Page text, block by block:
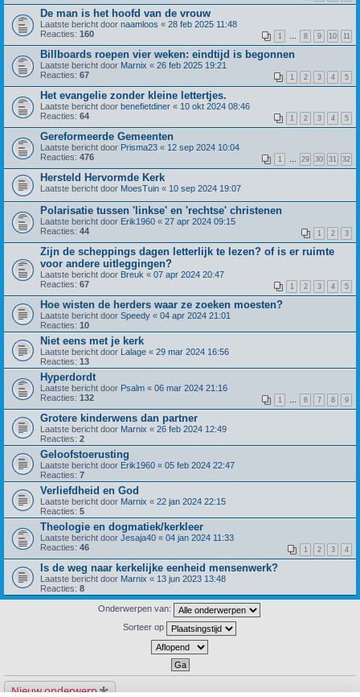
De man is het hoofd van de vrouw
Laatste bericht door naamloos « 28 feb 2025 11:48
Reacties: 160 1 8 9 10 11
Billboards roepen vier weken: eindtijd is begonnen
Laatste bericht door Marnix « 26 feb 2025 19:21
Reacties: 67 1 2 3 4 5
Het evangelie zonder kleine lettertjes.
Laatste bericht door benefietdiner « 10 okt 2024 08:46
Reacties: 64 1 2 3 4 5
Gereformeerde Gemeenten
Laatste bericht door Prisma23 « 12 sep 2024 10:04
Reacties: 476 1 29 30 31 32
Hersteld Hervormde Kerk
Laatste bericht door MoesTuin « 10 sep 2024 19:07
Polarisatie tussen 'linkse' en 'rechtse' christenen
Laatste bericht door Erik1960 « 27 apr 2024 09:15
Reacties: 44 1 2 3
Zijn de scheppings dagen letterlijk te lezen? of is er ruimte
voor andere uitleggingen?
Laatste bericht door Breuk « 07 apr 2024 20:47
Reacties: 67 1 2 3 4 5
Hoe wisten de herders waar ze zoeken moesten?
Laatste bericht door Speedy « 04 apr 2024 21:01
Reacties: 10
Niet eens met je kerk
Laatste bericht door Lalage « 29 mar 2024 16:56
Reacties: 13
Hyperdordt
Laatste bericht door Psalm « 06 mar 2024 21:16
Reacties: 132 1 6 7 8 9
Grotere kinderwens dan partner
Laatste bericht door Marnix « 26 feb 2024 12:49
Reacties: 2
Geloofstoerusting
Laatste bericht door Erik1960 « 05 feb 2024 22:47
Reacties: 7
Verliefdheid en God
Laatste bericht door Marnix « 22 jan 2024 22:15
Reacties: 5
Theologie en dogmatiek/kerkleer
Laatste bericht door Jesaja40 « 04 jan 2024 11:33
Reacties: 46 1 2 3 4
Is de weg naar kerkelijke eenheid mensenwerk?
Laatste bericht door Marnix « 13 jun 2023 13:48
Reacties: 8
Onderwerpen van:
Sorteer op
Nieuw onderwerp